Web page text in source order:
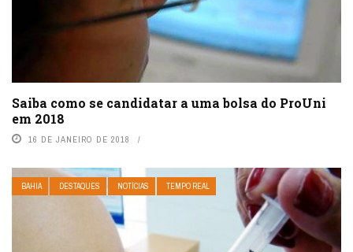
Saiba como se candidatar a uma bolsa do ProUni
em 2018
16 DE JANEIRO DE 2018
BAHIA DESTAQUES NOTÍCIAS TEMPO REAL